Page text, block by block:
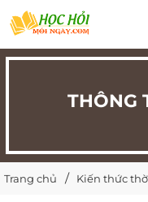
THÔNG
Trang chủ Kiến thức